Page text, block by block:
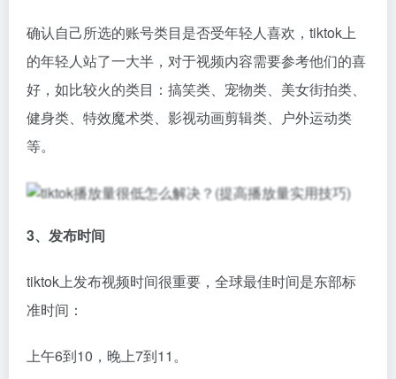
确认自己所选的账号类目是否受年轻人喜欢，tiktok上
的年轻人站了一大半，对于视频内容需要参考他们的喜
好，如比较火的类目：搞笑类、宠物类、美女街拍类、
健身类、特效魔术类、影视动画剪辑类、户外运动类
等。
3、发布时间
tiktok上发布视频时间很重要，全球最佳时间是东部标
准时间：
上午6到10，晚上7到11。